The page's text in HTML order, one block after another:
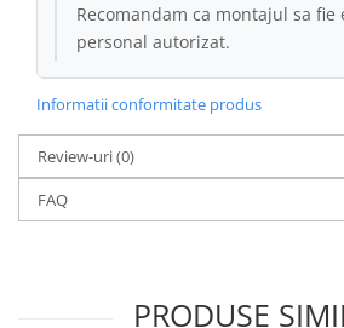
Recomandam ca montajul sa fie
personal autorizat.
Informatii conformitate produs
Review-uri(0)
FAQ
PRODUSE